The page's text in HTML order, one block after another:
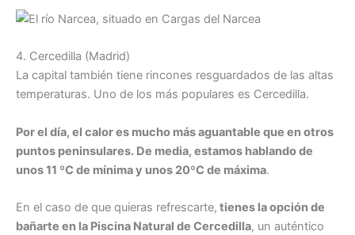
4. Cercedilla (Madrid)
La capital también tiene rincones resguardados de las altas
temperaturas. Uno de los más populares es Cercedilla.
Por el día, el calor es mucho más aguantable que en otros
puntos peninsulares. De media, estamos hablando de
unos 11 ºC de mínima y unos 20ºC de máxima.
En el caso de que quieras refrescarte, tienes la opción de
bañarte en la Piscina Natural de Cercedilla, un auténtico